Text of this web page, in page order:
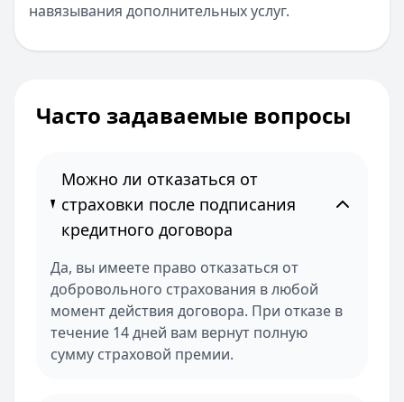
навязывания дополнительных услуг.
Часто задаваемые вопросы
Можно ли отказаться от
страховки после подписания
кредитного договора
Да, вы имеете право отказаться от
добровольного страхования в любой
момент действия договора. При отказе в
течение 14 дней вам вернут полную
сумму страховой премии.